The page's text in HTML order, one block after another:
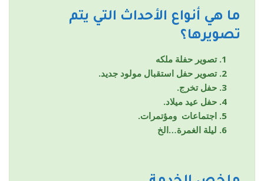
ما هي أنواع الأحداث التي يتم
تصويرها؟
تصوير حفلة ملكه
تصوير حفل استقبال مولود جديد.
حفل تخرج.
حفل عيد ميلاد.
اجتماعات ومؤتمرات.
ليلة الغمرة…الخ